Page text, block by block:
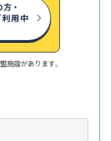
・
用中
施設があります。